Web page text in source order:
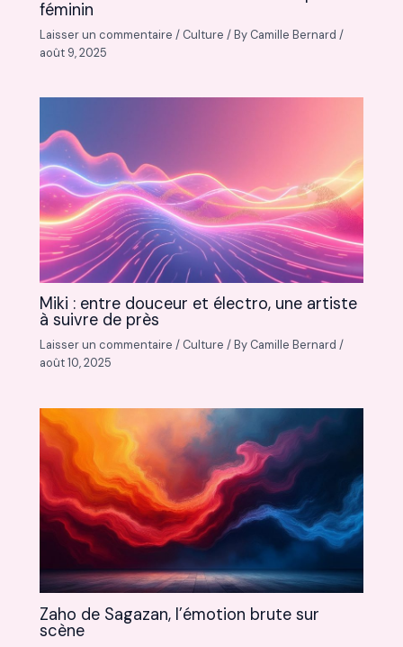
féminin
Laisser un commentaire / Culture / By Camille Bernard/
août 9, 2025
Miki : entre douceur et électro, une artiste
à suivre de près
Laisser un commentaire / Culture / By Camille Bernard/
août 10, 2025
Zaho de Sagazan, l’émotion brute sur
scène